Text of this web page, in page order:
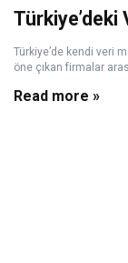
Türkiye’de kendi veri
öne çıkan firmalar
Read more »